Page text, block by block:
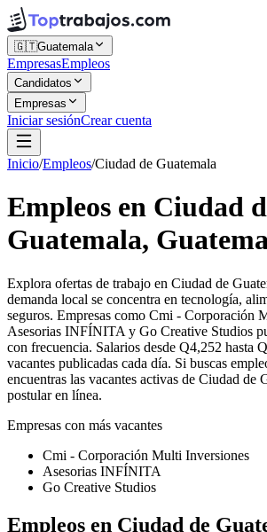
🇬🇹Guatemala
EmpresasEmpleos
Candidatos
Empresas
Iniciar sesiónCrear cuenta
Inicio/Empleos/Ciudad de Guatemala
Empleos en Ciudad
Guatemala,
Explora ofertas de trabajo en Ciudad de
demanda local se concentra en tecnología,
seguros. Empresas como Cmi - Corporación
Asesorias INFÍNITA y Go Creative Studios
con frecuencia. Salarios desde Q4,252 hasta
vacantes publicadas cada día. Si buscas
encuentras las vacantes activas de Ciudad de
postular en línea.
Empresas con más vacantes
Cmi - Corporación Multi Inversiones
Asesorias INFÍNITA
Go Creative Studios
Empleos en Ciudad de